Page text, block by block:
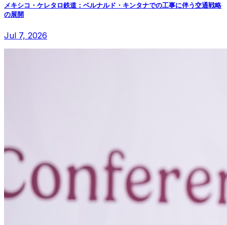
メキシコ・ケレタロ鉄道：ベルナルド・キンタナでの工事に伴う交通戦略
の展開
Jul 7, 2026